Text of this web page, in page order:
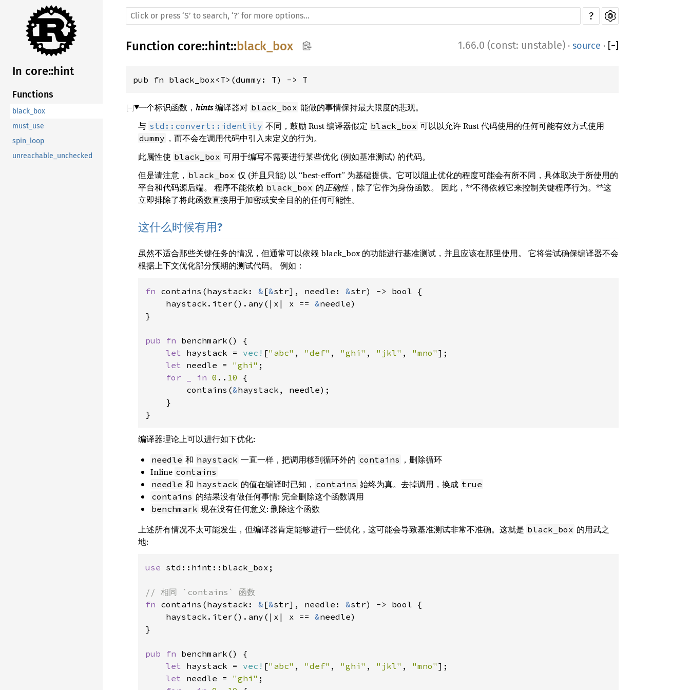
In core::hint
Functions
black_box
must_use
spin_loop
unreachable_unchecked
?
Function core::hint::black_box 1.66.0 (const: unstable) · source · [−]
pub fn black_box<T>(dummy: T) -> T
一个标识函数， hints编译器对 black_box 能做的事情保持最大限度的悲观。
与 std::convert::identity 不同，鼓励 Rust 编译器假定 black_box 可以以允许 Rust 代码使用的任何可能有效方式使用
dummy ，而不会在调用代码中引入未定义的行为。
此属性使 black_box 可用于编写不需要进行某些优化 (例如基准测试) 的代码。
但是请注意， black_box 仅 (并且只能) 以 “best-effort” 为基础提供。它可以阻止优化的程度可能会有所不同，具体取决于所使用的
平台和代码源后端。 程序不能依赖 black_box 的正确性，除了它作为身份函数。 因此，**不得依赖它来控制关键程序行为。**这
立即排除了将此函数直接用于加密或安全目的的任何可能性。
这什么时候有用?
虽然不适合那些关键任务的情况，但通常可以依赖 black_box 的功能进行基准测试，并且应该在那里使用。 它将尝试确保编译器不会
根据上下文优化部分预期的测试代码。 例如：
fn contains(haystack: & [&str], needle: &str) -> bool {
    haystack.iter().any(|x| x ==
&needle)
}
pub fn benchmark() {
let haystack = vec! ["abc" , "def" , "ghi" , "jkl" , "mno" ];
let needle = "ghi" ;
for _ in 0 .. 10 {
        contains(
&haystack, needle);
    }
}
编译器理论上可以进行如下优化:
needle 和 haystack 一直一样，把调用移到循环外的 contains ，删除循环
Inline contains
needle 和 haystack 的值在编译时已知， contains 始终为真。去掉调用，换成 true
contains 的结果没有做任何事情: 完全删除这个函数调用
benchmark 现在没有任何意义: 删除这个函数
上述所有情况不太可能发生，但编译器肯定能够进行一些优化，这可能会导致基准测试非常不准确。这就是 black_box 的用武之
地:
use std::hint::black_box;
fn contains(haystack: & [&str], needle: &str) -> bool {
    haystack.iter().any(|x| x ==
&needle)
}
pub fn benchmark() {
let haystack = vec! ["abc" , "def" , "ghi" , "jkl" , "mno" ];
let needle = "ghi" ;